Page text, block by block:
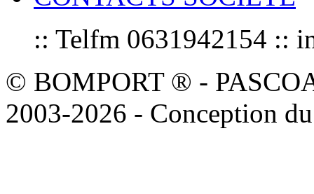
:: Telfm 0631942154 ::
© BOMPORT ® -
2003-2026 - Conception